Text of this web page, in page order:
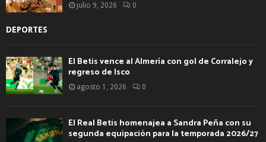
julio 9, 2026 0
DEPORTES
El Betis vence al Almería con gol de Corralejo y
regreso de Isco
agosto 1, 2026 0
El Real Betis homenajea a Sandra Peña con su
segunda equipación para la temporada 2026/27